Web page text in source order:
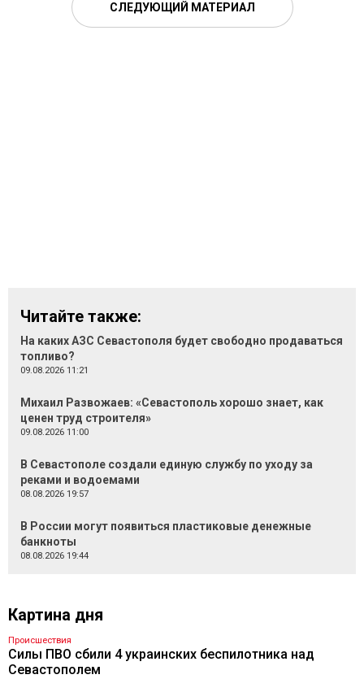
СЛЕДУЮЩИЙ МАТЕРИАЛ
Читайте также:
На каких АЗС Севастополя будет свободно продаваться
топливо?
09.08.2026 11:21
Михаил Развожаев: «Севастополь хорошо знает, как
ценен труд строителя»
09.08.2026 11:00
В Севастополе создали единую службу по уходу за
реками и водоемами
08.08.2026 19:57
В России могут появиться пластиковые денежные
банкноты
08.08.2026 19:44
Картина дня
Происшествия
Силы ПВО сбили 4 украинских беспилотника над
Севастополем